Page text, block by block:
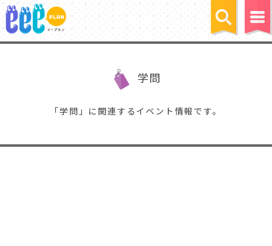
学問
「学問」に関連するイベント情報です。